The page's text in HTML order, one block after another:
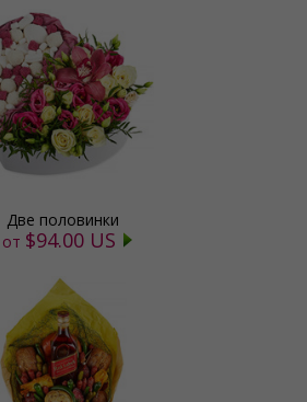
Две половинки
от $94.00 US